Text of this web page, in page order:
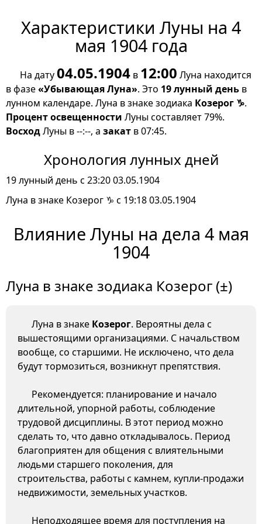
Характеристики Луны на 4
мая 1904 года
На дату04.05.1904 в 12:00 Луна находится
в фазе«Убывающая Луна». Это 19 лунный день в
лунном календаре. Луна в знаке зодиака Козерог ♑.
Процент освещенности Луны составляет 79%.
ВосходЛуны в --:--, а закат в 07:45.
Хронология лунных дней
19 лунный день с 23:20 03.05.1904
Луна в знаке Козерог ♑ с 19:18 03.05.1904
Влияние Луны на дела 4 мая
1904
Луна в знаке зодиака Козерог (±)
Луна в знаке Козерог. Вероятны дела с
вышестоящими организациями. С начальством
вообще, со старшими. Не исключено, что дела
будут тормозиться, возникнут препятствия.
Рекомендуется: планирование и начало
длительной, упорной работы, соблюдение
трудовой дисциплины. В этот период можно
сделать то, что давно откладывалось. Период
благоприятен для общения с влиятельными
людьми старшего поколения, для
строительства, работы с камнем, купли-продажи
недвижимости, земельных участков.
Неподходящее время для поступления на